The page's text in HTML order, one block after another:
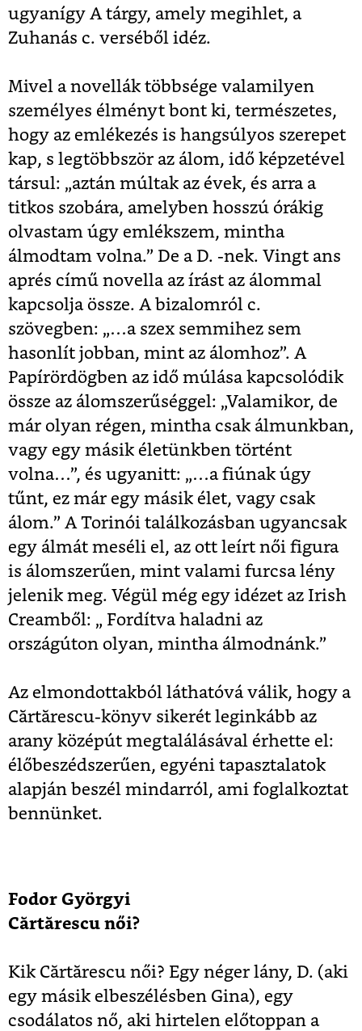
ugyanígy A tárgy, amely megihlet, a
Zuhanás c. verséből idéz.
Mivel a novellák többsége valamilyen
személyes élményt bont ki, természetes,
hogy az emlékezés is hangsúlyos szerepet
kap, s legtöbbször az álom, idő képzetével
társul: „aztán múltak az évek, és arra a
titkos szobára, amelyben hosszú órákig
olvastam úgy emlékszem, mintha
álmodtam volna.” De a D. -nek. Vingt ans
aprés című novella az írást az álommal
kapcsolja össze. A bizalomról c.
szövegben: „…a szex semmihez sem
hasonlít jobban, mint az álomhoz”. A
Papírördögben az idő múlása kapcsolódik
össze az álomszerűséggel: „Valamikor, de
már olyan régen, mintha csak álmunkban,
vagy egy másik életünkben történt
volna…”, és ugyanitt: „…a fiúnak úgy
tűnt, ez már egy másik élet, vagy csak
álom.” A Torinói találkozásban ugyancsak
egy álmát meséli el, az ott leírt női figura
is álomszerűen, mint valami furcsa lény
jelenik meg. Végül még egy idézet az Irish
Creamből: „ Fordítva haladni az
országúton olyan, mintha álmodnánk.”
Az elmondottakból láthatóvá válik, hogy a
Cărtărescu-könyv sikerét leginkább az
arany középút megtalálásával érhette el:
élőbeszédszerűen, egyéni tapasztalatok
alapján beszél mindarról, ami foglalkoztat
bennünket.
Fodor Györgyi
Cărtărescu női?
Kik Cărtărescu női? Egy néger lány, D. (aki
egy másik elbeszélésben Gina), egy
csodálatos nő, aki hirtelen előtoppan a